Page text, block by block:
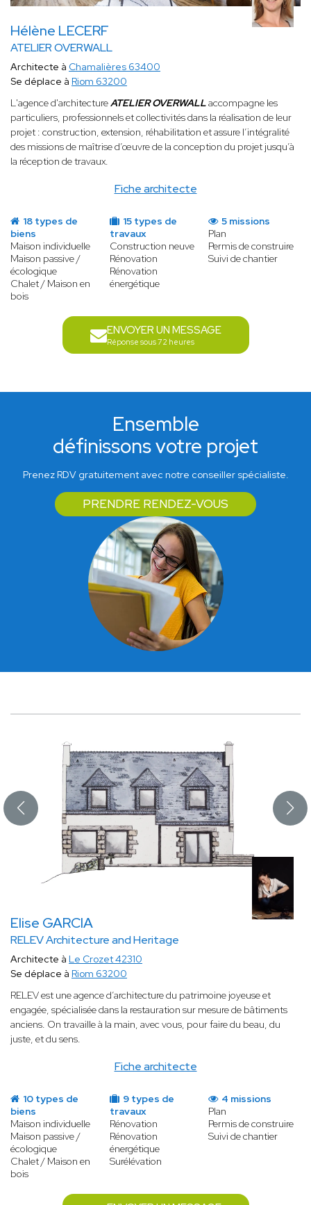
Hélène LECERF
ATELIER OVERWALL
Fiche architecte
Architecte à Chamalières 63400
Se déplace à Riom 63200
L'agence d'architectureATELIER OVERWALLaccompagne les
particuliers, professionnels et collectivités dans la réalisation de leur
projet : construction, extension, réhabilitation et assure l’intégralité
des missions de maîtrise d’œuvre de la conception du projet jusqu’à
la réception de travaux.
18 types de
biens
Maison individuelle
Maison passive /
écologique
Chalet / Maison en
bois
15 types de
travaux
Construction neuve
Rénovation
Rénovation
énergétique
5 missions
Plan
Permis de construire
Suivi de chantier
ENVOYER UN MESSAGE
Réponse sous 72 heures
Ensemble
définissons votre projet
Prenez RDV gratuitement avec notre conseiller spécialiste.
PRENDRE RENDEZ-VOUS
Elise GARCIA
RELEV Architecture and Heritage
Fiche architecte
Architecte à Le Crozet 42310
Se déplace à Riom 63200
RELEV est une agence d’architecture du patrimoine joyeuse et
engagée, spécialisée dans la restauration sur mesure de bâtiments
anciens. On travaille à la main, avec vous, pour faire du beau, du
juste, et du sens.
10 types de
biens
Maison individuelle
Maison passive /
écologique
Chalet / Maison en
bois
9 types de
travaux
Rénovation
Rénovation
énergétique
Surélévation
4 missions
Plan
Permis de construire
Suivi de chantier